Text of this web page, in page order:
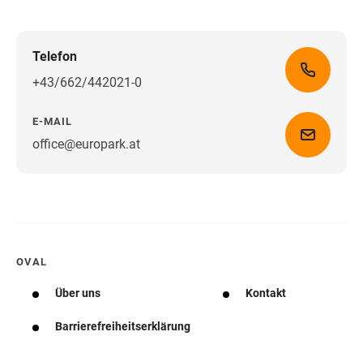
Telefon
+43/662/442021-0
E-MAIL
office@europark.atWegbeschreibung erhalten
OVAL
Über uns Kontakt
Barrierefreiheitserklärung